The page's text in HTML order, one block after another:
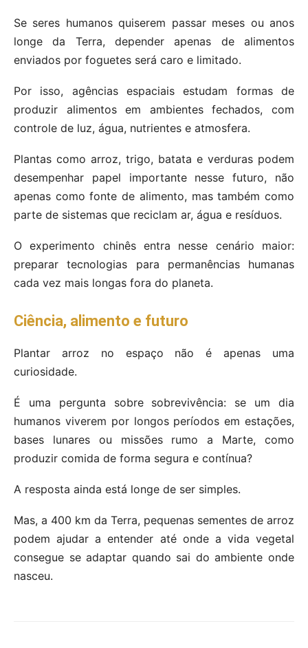
Se seres humanos quiserem passar meses ou anos
longe da Terra, depender apenas de alimentos
enviados por foguetes será caro e limitado.
Por isso, agências espaciais estudam formas de
produzir alimentos em ambientes fechados, com
controle de luz, água, nutrientes e atmosfera.
Plantas como arroz, trigo, batata e verduras podem
desempenhar papel importante nesse futuro, não
apenas como fonte de alimento, mas também como
parte de sistemas que reciclam ar, água e resíduos.
O experimento chinês entra nesse cenário maior:
preparar tecnologias para permanências humanas
cada vez mais longas fora do planeta.
Ciência, alimento e futuro
Plantar arroz no espaço não é apenas uma
curiosidade.
É uma pergunta sobre sobrevivência: se um dia
humanos viverem por longos períodos em estações,
bases lunares ou missões rumo a Marte, como
produzir comida de forma segura e contínua?
A resposta ainda está longe de ser simples.
Mas, a 400 km da Terra, pequenas sementes de arroz
podem ajudar a entender até onde a vida vegetal
consegue se adaptar quando sai do ambiente onde
nasceu.